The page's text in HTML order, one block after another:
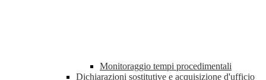
Monitoraggio tempi procedimentali
Dichiarazioni sostitutive e acquisizione d'ufficio